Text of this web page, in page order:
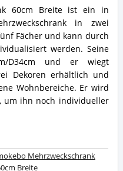
60cm Breite ist ein in
in zwei
Fächer und kann durch
werden. Seine
D34cm und er wiegt
Dekoren erhältlich und
Wohnbereiche. Er wird
um ihn noch individueller
Mehrzweckschrank
Breite